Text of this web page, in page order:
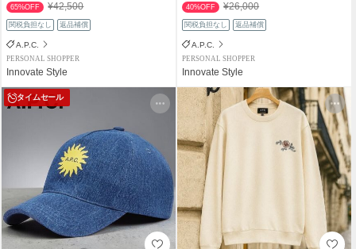
65%OFF ¥42,500
関税負担なし 返品補償
A.P.C.
PERSONAL SHOPPER
Innovate Style
40%OFF ¥26,000
関税負担なし 返品補償
A.P.C.
PERSONAL SHOPPER
Innovate Style
タイムセール